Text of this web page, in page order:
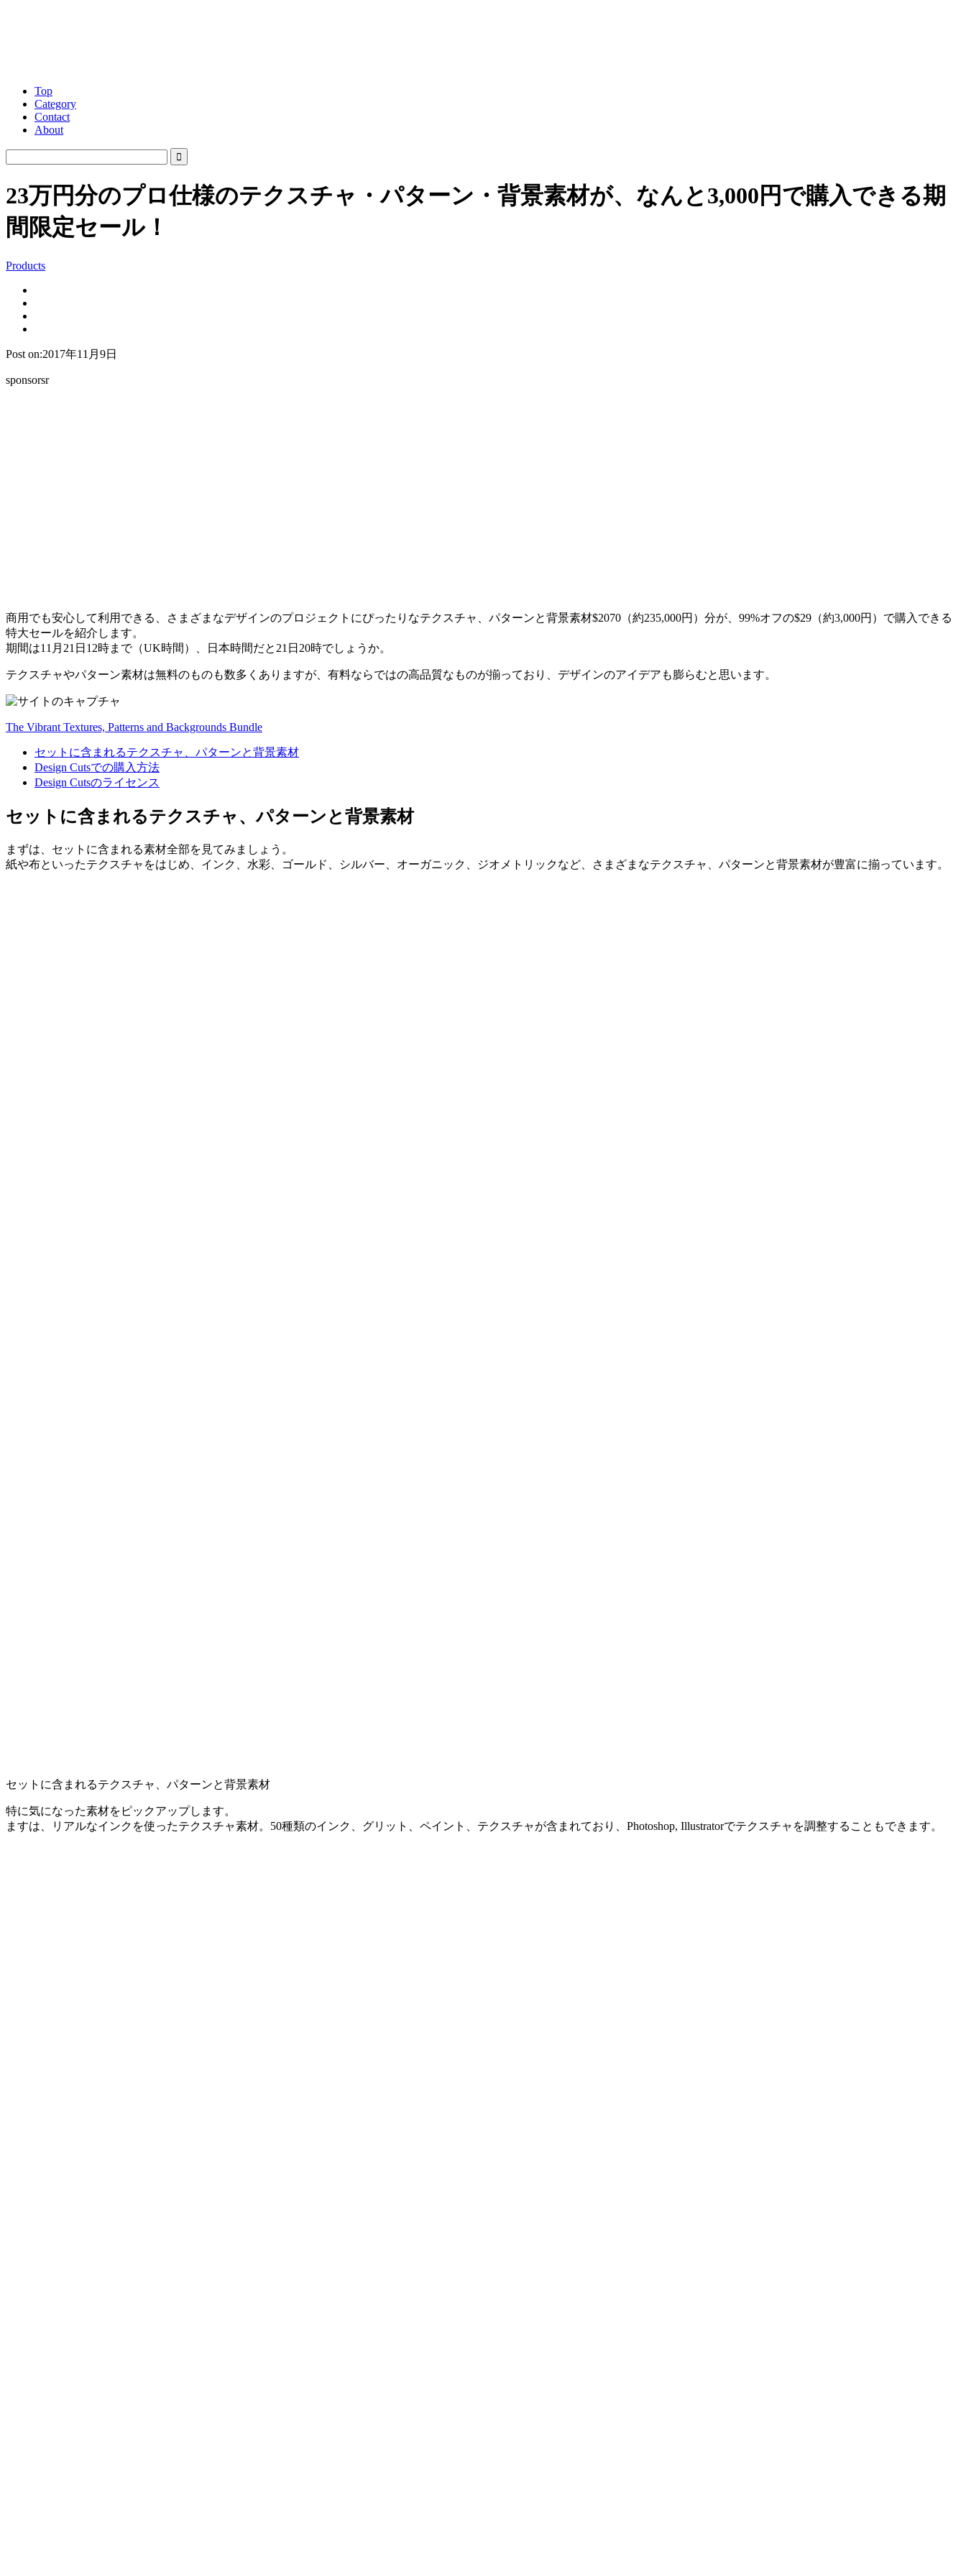
Top
Category
Contact
About
23万円分のプロ仕様のテクスチャ・パターン・背景素材が、なんと3,000円で購入できる期
間限定セール！
Products
Post on:2017年11月9日
sponsorsr
商用でも安心して利用できる、さまざまなデザインのプロジェクトにぴったりなテクスチャ、パターンと背景素材$2070（約235,000円）分が、99%オフの$29（約3,000円）で購入できる
特大セールを紹介します。
期間は11月21日12時まで（UK時間）、日本時間だと21日20時でしょうか。
テクスチャやパターン素材は無料のものも数多くありますが、有料ならではの高品質なものが揃っており、デザインのアイデアも膨らむと思います。
The Vibrant Textures, Patterns and Backgrounds Bundle
セットに含まれるテクスチャ、パターンと背景素材
Design Cutsでの購入方法
Design Cutsのライセンス
セットに含まれるテクスチャ、パターンと背景素材
まずは、セットに含まれる素材全部を見てみましょう。
紙や布といったテクスチャをはじめ、インク、水彩、ゴールド、シルバー、オーガニック、ジオメトリックなど、さまざまなテクスチャ、パターンと背景素材が豊富に揃っています。
セットに含まれるテクスチャ、パターンと背景素材
特に気になった素材をピックアップします。
ますは、リアルなインクを使ったテクスチャ素材。50種類のインク、グリット、ペイント、テクスチャが含まれており、Photoshop, Illustratorでテクスチャを調整することもできます。